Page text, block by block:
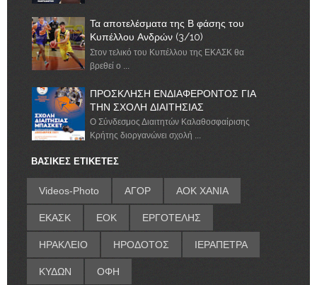
Τα αποτελέσματα της Β φάσης του
Κυπέλλου Ανδρών (3/10)
Στον τελικό του Κυπέλλου της ΕΚΑΣΚ θα
βρεθεί ο ...
ΠΡΟΣΚΛΗΣΗ ΕΝΔΙΑΦΕΡΟΝΤΟΣ ΓΙΑ
ΤΗΝ ΣΧΟΛΗ ΔΙΑΙΤΗΣΙΑΣ
Ο Σύνδεσμος Διαιτητών Καλαθοσφαίρισης
Κρήτης διοργανώνει σχολή ...
ΒΑΣΙΚΕΣ ΕΤΙΚΕΤΕΣ
Videos-Photo ΑΓΟΡ ΑΟΚ ΧΑΝΙΑ
ΕΚΑΣΚ ΕΟΚ ΕΡΓΟΤΕΛΗΣ
ΗΡΑΚΛΕΙΟ ΗΡΟΔΟΤΟΣ ΙΕΡΑΠΕΤΡΑ
ΚΥΔΩΝ ΟΦΗ